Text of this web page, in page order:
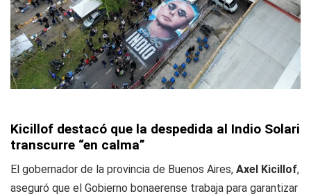
Kicillof destacó que la despedida al Indio Solari
transcurre “en calma”
El gobernador de la provincia de Buenos Aires, Axel Kicillof,
aseguró que el Gobierno bonaerense trabaja para garantizar